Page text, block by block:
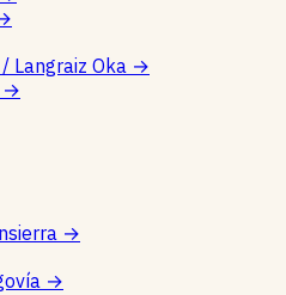
Langraiz Oka →
→
→
→